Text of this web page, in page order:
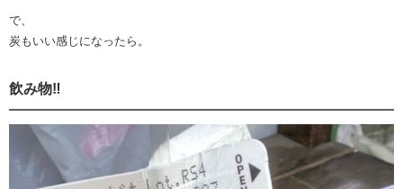
で、
炭もいい感じになったら。
飲み物‼️